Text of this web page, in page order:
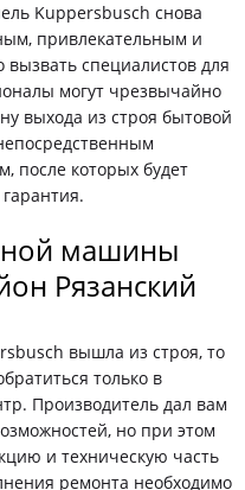
Kuppersbusch снова
привлекательным и
специалистов для
могут чрезвычайно
выхода из строя бытовой
после которых будет
машины
Рязанский
вышла из строя, то
только в
Производитель дал вам
но при этом
и техническую часть
ремонта необходимо